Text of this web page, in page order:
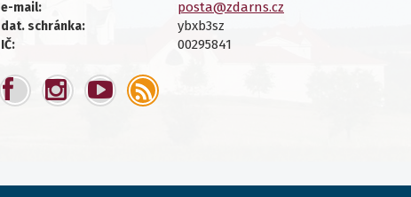
e-mail: posta@zdarns.cz
dat. schránka: ybxb3sz
IČ: 00295841